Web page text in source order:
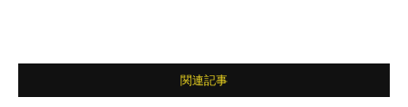
関連記事